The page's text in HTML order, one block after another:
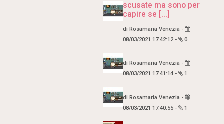
scusate ma sono per
capire se [...]
diRosamaria Venezia -
08/03/2021 17:42:12 - 0
di Rosamaria Venezia -
08/03/2021 17:41:14 - 1
diRosamaria Venezia -
08/03/2021 17:40:55 - 1